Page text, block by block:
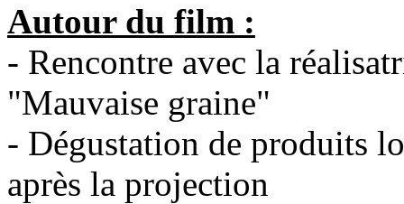
Autour du film :
- Rencontre avec la
"Mauvaise graine"
- Dégustation de produits
après la projection